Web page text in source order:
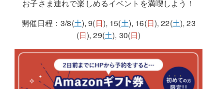
お子さま連れで楽しめるイベントを満喫しよう！
開催日程：3/8(土), 9(日), 15(土), 16(日), 22(土), 23
(日), 29(土), 30(日)